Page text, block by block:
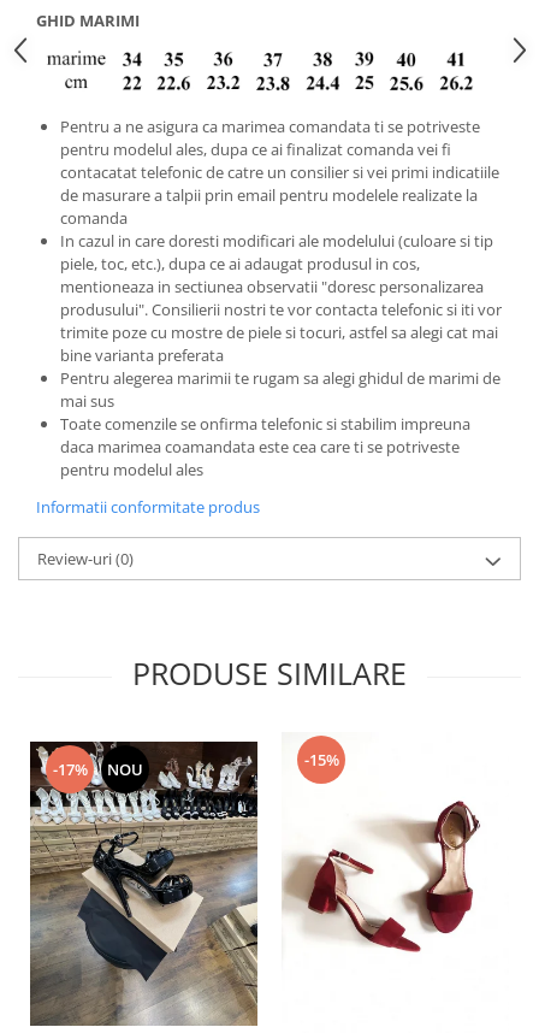
GHID MARIMI
Pentru a ne asigura ca marimea comandata ti se potriveste
pentru modelul ales, dupa ce ai finalizat comanda vei fi
contacatat telefonic de catre un consilier si vei primi indicatiile
de masurare a talpii prin email pentru modelele realizate la
comanda
In cazul in care doresti modificari ale modelului (culoare si tip
piele, toc, etc.), dupa ce ai adaugat produsul in cos,
mentioneaza in sectiunea observatii "doresc personalizarea
produsului". Consilierii nostri te vor contacta telefonic si iti vor
trimite poze cu mostre de piele si tocuri, astfel sa alegi cat mai
bine varianta preferata
Pentru alegerea marimii te rugam sa alegi ghidul de marimi de
mai sus
Toate comenzile se onfirma telefonic si stabilim impreuna
daca marimea coamandata este cea care ti se potriveste
pentru modelul ales
Informatii conformitate produs
Review-uri(0)
PRODUSE SIMILARE
-17% NOU -15%